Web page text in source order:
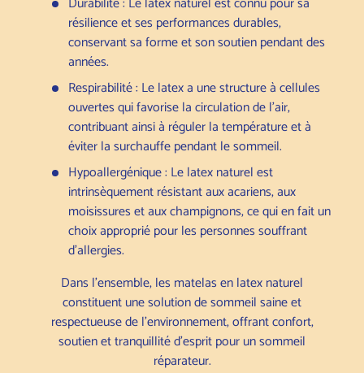
résilience et ses performances durables,
conservant sa forme et son soutien pendant des
années.
Respirabilité : Le latex a une structure à cellules
ouvertes qui favorise la circulation de l'air,
contribuant ainsi à réguler la température et à
éviter la surchauffe pendant le sommeil.
Hypoallergénique : Le latex naturel est
intrinsèquement résistant aux acariens, aux
moisissures et aux champignons, ce qui en fait un
choix approprié pour les personnes souffrant
d'allergies.
Dans l'ensemble, les matelas en latex naturel
constituent une solution de sommeil saine et
respectueuse de l'environnement, offrant confort,
soutien et tranquillité d'esprit pour un sommeil
réparateur.